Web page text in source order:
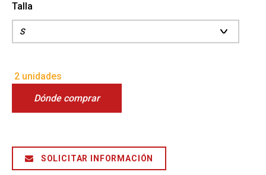
Talla
2 unidades
Dónde comprar
SOLICITAR INFORMACIÓN